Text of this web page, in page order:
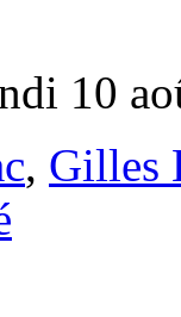
10
, Gilles